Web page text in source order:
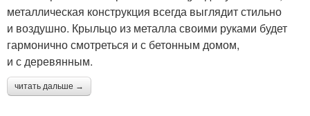
металлическая конструкция всегда выглядит стильно
и воздушно. Крыльцо из металла своими руками будет
гармонично смотреться и с бетонным домом,
и с деревянным.
читать дальше →